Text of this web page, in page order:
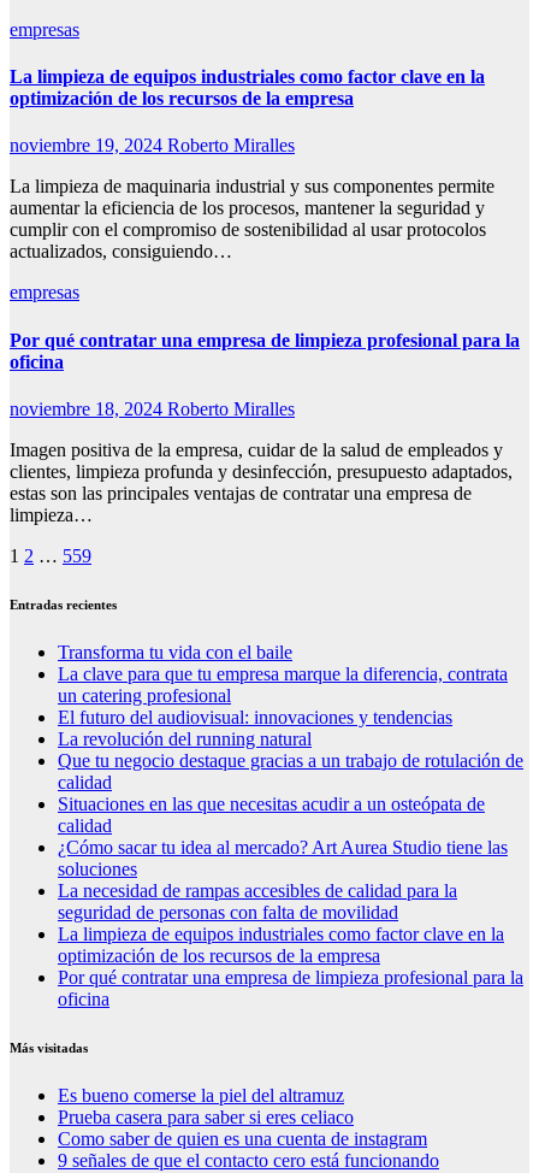
empresas
La limpieza de equipos industriales como factor clave en la
optimización de los recursos de la empresa
noviembre 19, 2024 Roberto Miralles
La limpieza de maquinaria industrial y sus componentes permite
aumentar la eficiencia de los procesos, mantener la seguridad y
cumplir con el compromiso de sostenibilidad al usar protocolos
actualizados, consiguiendo…
empresas
Por qué contratar una empresa de limpieza profesional para la
oficina
noviembre 18, 2024 Roberto Miralles
Imagen positiva de la empresa, cuidar de la salud de empleados y
clientes, limpieza profunda y desinfección, presupuesto adaptados,
estas son las principales ventajas de contratar una empresa de
limpieza…
Paginación
de
1 2 … 559
Entradas recientes
Transforma tu vida con el baile
La clave para que tu empresa marque la diferencia, contrata
un catering profesional
El futuro del audiovisual: innovaciones y tendencias
La revolución del running natural
Que tu negocio destaque gracias a un trabajo de rotulación de
calidad
Situaciones en las que necesitas acudir a un osteópata de
calidad
¿Cómo sacar tu idea al mercado? Art Aurea Studio tiene las
soluciones
La necesidad de rampas accesibles de calidad para la
seguridad de personas con falta de movilidad
La limpieza de equipos industriales como factor clave en la
optimización de los recursos de la empresa
Por qué contratar una empresa de limpieza profesional para la
oficina
Más visitadas
Es bueno comerse la piel del altramuz
Prueba casera para saber si eres celiaco
Como saber de quien es una cuenta de instagram
9 señales de que el contacto cero está funcionando